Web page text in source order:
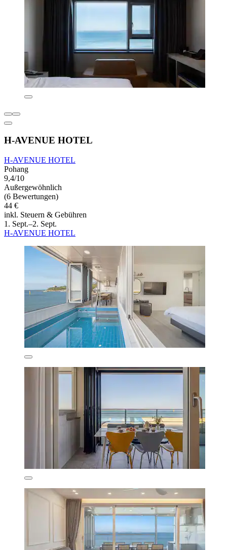
H-AVENUE HOTEL
H-AVENUE HOTEL
Pohang
9,4/10
Außergewöhnlich
(6 Bewertungen)
44 €
inkl. Steuern & Gebühren
1. Sept.–2. Sept.
H-AVENUE HOTEL